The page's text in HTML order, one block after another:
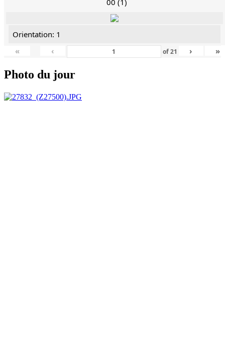
Orientation: 1
«
‹ of21 › »
Photo du jour